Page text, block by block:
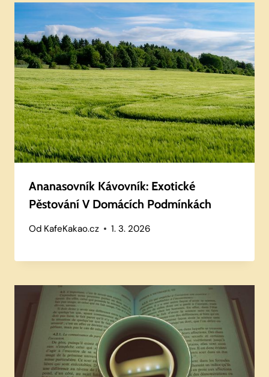
Ananasovník Kávovník: Exotické
Pěstování V Domácích Podmínkách
Od KafeKakao.cz 1. 3. 2026